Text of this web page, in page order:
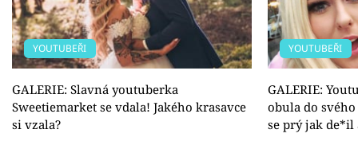
YOUTUBEŘI
GALERIE: Slavná youtuberka
Sweetiemarket se vdala! Jakého krasavce
si vzala?
YOUTUBEŘI
GALERIE:
obula do
se prý jak